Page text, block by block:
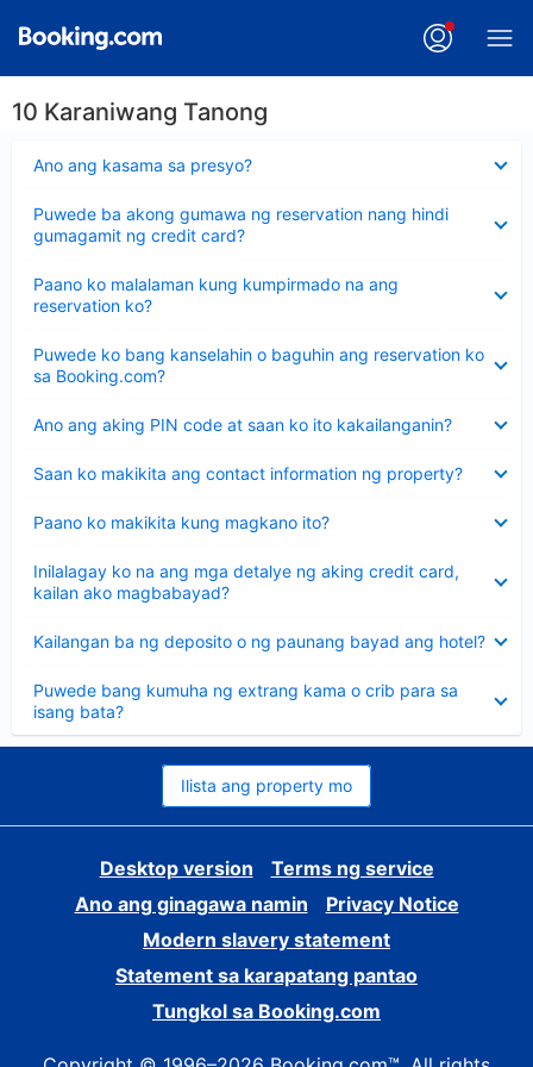
10 Karaniwang Tanong
Ano ang kasama sa presyo?
ang
Puwede ba akong gumawa ng reservation nang hindi
gumagamit ng credit card?
ang
sagot
Paano ko malalaman kung kumpirmado na ang
reservation ko?
ang
sagot
Puwede ko bang kanselahin o baguhin ang reservation ko
sa Booking.com?
ang
sagot
Ano ang aking PIN code at saan ko ito kakailanganin?
ang
Saan ko makikita ang contact information ng property?
ang
Paano ko makikita kung magkano ito?
ang
Inilalagay ko na ang mga detalye ng aking credit card,
kailan ako magbabayad?
ang
sagot
Kailangan ba ng deposito o ng paunang bayad ang hotel?
ang
Puwede bang kumuha ng extrang kama o crib para sa
isang bata?
ang
sagot
Ilista ang property mo
Desktop version
Terms ng service
Ano ang ginagawa namin
Privacy Notice
Modern slavery statement
Statement sa karapatang pantao
Tungkol sa Booking.com